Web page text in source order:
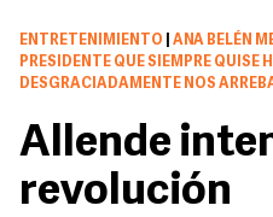
ENTRETENIMIENTO
ANA BELÉN
PRESIDENTE QUE SIEMPRE QUISE
DESGRACIADAMENTE NOS
Allende
revolución